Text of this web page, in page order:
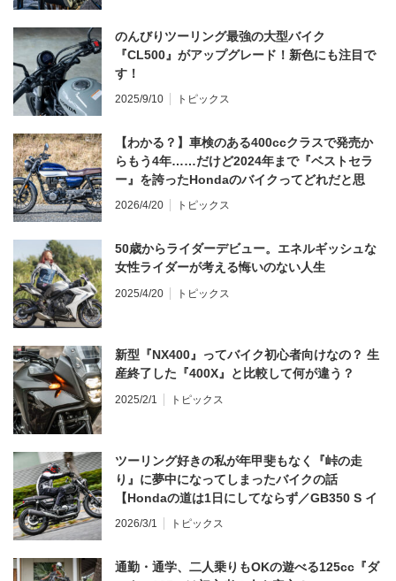
のんびりツーリング最強の大型バイク
『CL500』がアップグレード！新色にも注目で
す！
2025/9/10 トピックス
【わかる？】車検のある400ccクラスで発売か
らもう4年……だけど2024年まで『ベストセラ
ー』を誇ったHondaのバイクってどれだと思
う？
2026/4/20 トピックス
50歳からライダーデビュー。エネルギッシュな
女性ライダーが考える悔いのない人生
2025/4/20 トピックス
新型『NX400』ってバイク初心者向けなの？ 生
産終了した『400X』と比較して何が違う？
2025/2/1 トピックス
ツーリング好きの私が年甲斐もなく『峠の走
り』に夢中になってしまったバイクの話
【Hondaの道は1日にしてならず／GB350 S イ
ンプレ・レビュー 前編】
2026/3/1 トピックス
通勤・通学、二人乗りもOKの遊べる125cc『ダ